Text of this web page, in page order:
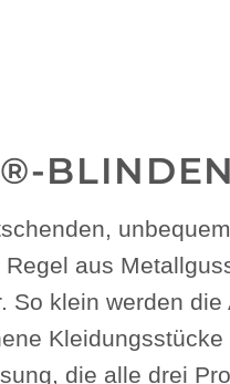
aus
klein werden
die alle drei